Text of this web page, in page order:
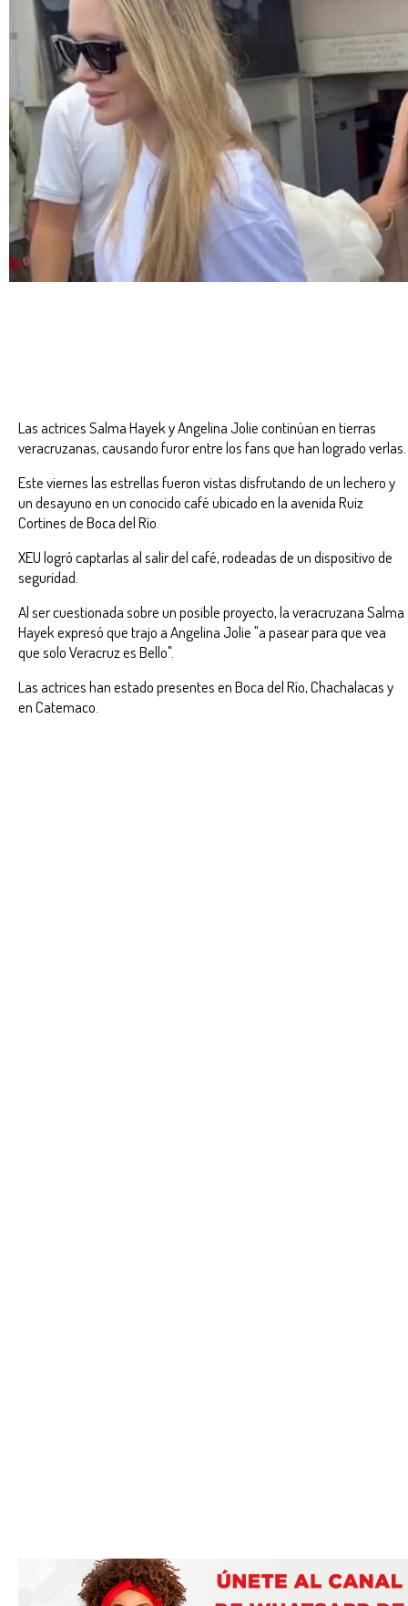
Las actrices Salma Hayek y Angelina Jolie continúan en tierras
veracruzanas, causando furor entre los fans que han logrado verlas.
Este viernes las estrellas fueron vistas disfrutando de un lechero y
un desayuno en un conocido café ubicado en la avenida Ruiz
Cortines de Boca del Río.
XEU logró captarlas al salir del café, rodeadas de un dispositivo de
seguridad.
Al ser cuestionada sobre un posible proyecto, la veracruzana Salma
Hayek expresó que trajo a Angelina Jolie "a pasear para que vea
que solo Veracruz es Bello".
Las actrices han estado presentes en Boca del Río, Chachalacas y
en Catemaco.